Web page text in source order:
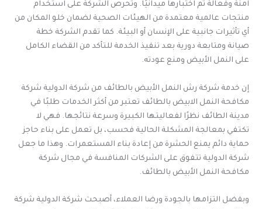
آمنة وفعالة تم اختبارها ميدانيًا. وتحرص الشركة على استخدام
منتجات عالمية معتمدة من الهيئات الصحية لضمان خلو المكان من
أي تأثيرات جانبية على الإنسان أو البيئة. كما تقدم الشركة خطة
صيانة ومتابعة دورية بعد تنفيذ الخدمة للتأكد من القضاء الكامل
على النمل الأبيض ومنع عودته.
إن خدمة شركة رش النمل الأبيض بالطائف من شركة الدولية شركة
مكافحة النمل الابيض بالطائف تعتبر من أكثر الخدمات طلبًا في
مدينة الطائف نظرًا لفعاليتها الكبيرة وسرعة نتائجها. فهي لا
تكتفي بمعالجة المشكلة الحالية فحسب، بل تعمل على بناء حاجز
حماية دائم يمنع الحشرة من إعادة بناء المستعمرات. وهذا ما جعل
شركة الدولية تتفوق على الشركات المنافسة في مجال شركة
مكافحة النمل الأبيض بالطائف.
وبفضل التزامها بالجودة ورضا العملاء، أصبحت شركة الدولية شركة